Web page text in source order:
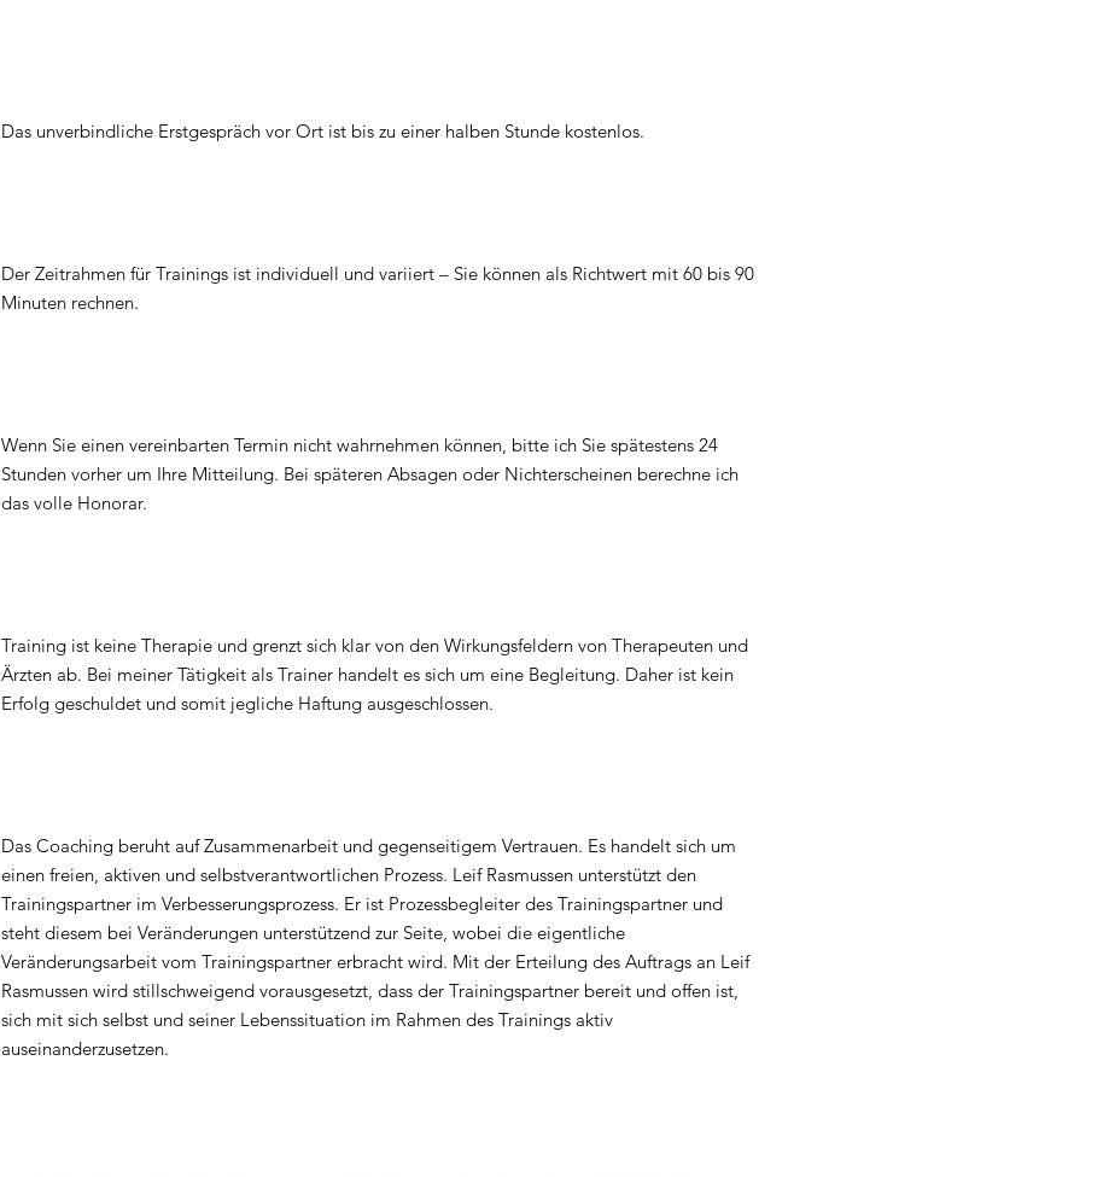
Das unverbindliche Erstgespräch vor Ort ist bis zu einer halben Stunde kostenlos.
Der Zeitrahmen für Trainings ist individuell und variiert – Sie können als Richtwert mit 60 bis 90
Minuten rechnen.
Wenn Sie einen vereinbarten Termin nicht wahrnehmen können, bitte ich Sie spätestens 24
Stunden vorher um Ihre Mitteilung. Bei späteren Absagen oder Nichterscheinen berechne ich
das volle Honorar.
Training ist keine Therapie und grenzt sich klar von den Wirkungsfeldern von Therapeuten und
Ärzten ab. Bei meiner Tätigkeit als Trainer handelt es sich um eine Begleitung. Daher ist kein
Erfolg geschuldet und somit jegliche Haftung ausgeschlossen.
Das Coaching beruht auf Zusammenarbeit und gegenseitigem Vertrauen. Es handelt sich um
einen freien, aktiven und selbstverantwortlichen Prozess. Leif Rasmussen unterstützt den
Trainingspartner im Verbesserungsprozess. Er ist Prozessbegleiter des Trainingspartner und
steht diesem bei Veränderungen unterstützend zur Seite, wobei die eigentliche
Veränderungsarbeit vom Trainingspartner erbracht wird. Mit der Erteilung des Auftrags an Leif
Rasmussen wird stillschweigend vorausgesetzt, dass der Trainingspartner bereit und offen ist,
sich mit sich selbst und seiner Lebenssituation im Rahmen des Trainings aktiv
auseinanderzusetzen.